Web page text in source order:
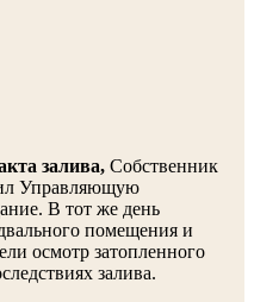
залива, Собственник
Управляющую
В тот же день
помещения и
осмотр затопленного
залива.